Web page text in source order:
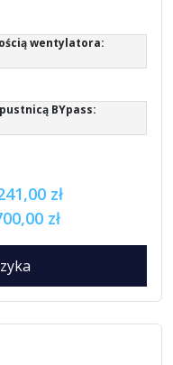
wentylatora:
BYpass:
zł
zł